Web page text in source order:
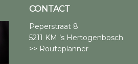
CONTACT
Peperstraat 8
5211 KM ’s Hertogenbosch
>> Routeplanner